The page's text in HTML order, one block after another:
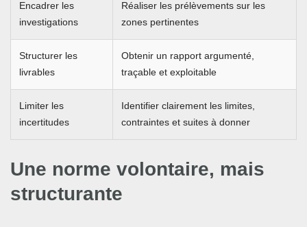
Encadrer les
investigations
Réaliser les prélèvements sur les
zones pertinentes
Structurer les
livrables
Obtenir un rapport argumenté,
traçable et exploitable
Limiter les
incertitudes
Identifier clairement les limites,
contraintes et suites à donner
Une norme volontaire, mais
structurante